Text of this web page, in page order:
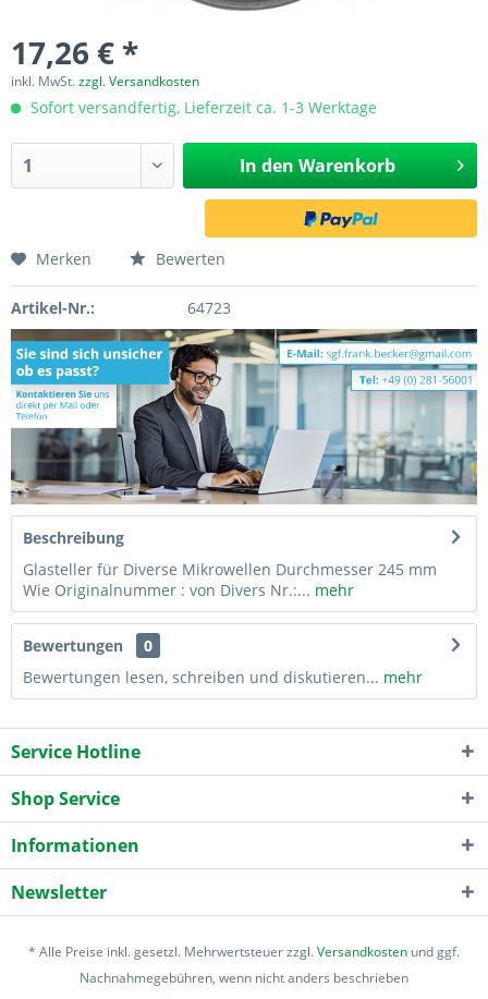
17,26 € *
inkl. MwSt.zzgl. Versandkosten
Sofort versandfertig, Lieferzeit ca. 1-3 Werktage
In den Warenkorb
Merken Bewerten
Artikel-Nr.: 64723
Beschreibung
Glasteller für Diverse Mikrowellen Durchmesser 245 mm
Wie Originalnummer : von Divers Nr.:... mehr
Bewertungen
0
Bewertungen lesen, schreiben und diskutieren... mehr
Service Hotline
Shop Service
Informationen
Newsletter
* Alle Preise inkl. gesetzl. Mehrwertsteuer zzgl.Versandkosten und ggf.
Nachnahmegebühren, wenn nicht anders beschrieben